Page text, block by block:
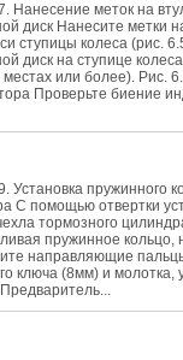
Нанесение меток на
диск Нанесите метки
ступицы колеса (рис.
диск на ступице
местах или более). Рис.
Проверьте биение
Установка пружинного
С помощью отвертки
тормозного
пружинное кольцо,
направляющие
ключа (8мм) и молотка,